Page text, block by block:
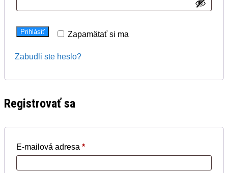
Zapamätať si ma
Prihlásiť
Zabudli ste heslo?
Registrovať sa
E-mailová adresa *Povinné